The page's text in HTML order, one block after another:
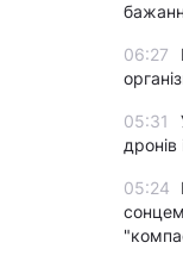
06:27
05:31
дронів
05:24